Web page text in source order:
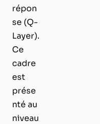
répon
se (Q-
Layer).
Ce
cadre
est
prése
nté au
niveau